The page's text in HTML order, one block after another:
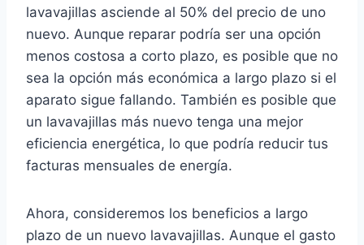
lavavajillas asciende al 50% del precio de uno
nuevo. Aunque reparar podría ser una opción
menos costosa a corto plazo, es posible que no
sea la opción más económica a largo plazo si el
aparato sigue fallando. También es posible que
un lavavajillas más nuevo tenga una mejor
eficiencia energética, lo que podría reducir tus
facturas mensuales de energía.
Ahora, consideremos los beneficios a largo
plazo de un nuevo lavavajillas. Aunque el gasto